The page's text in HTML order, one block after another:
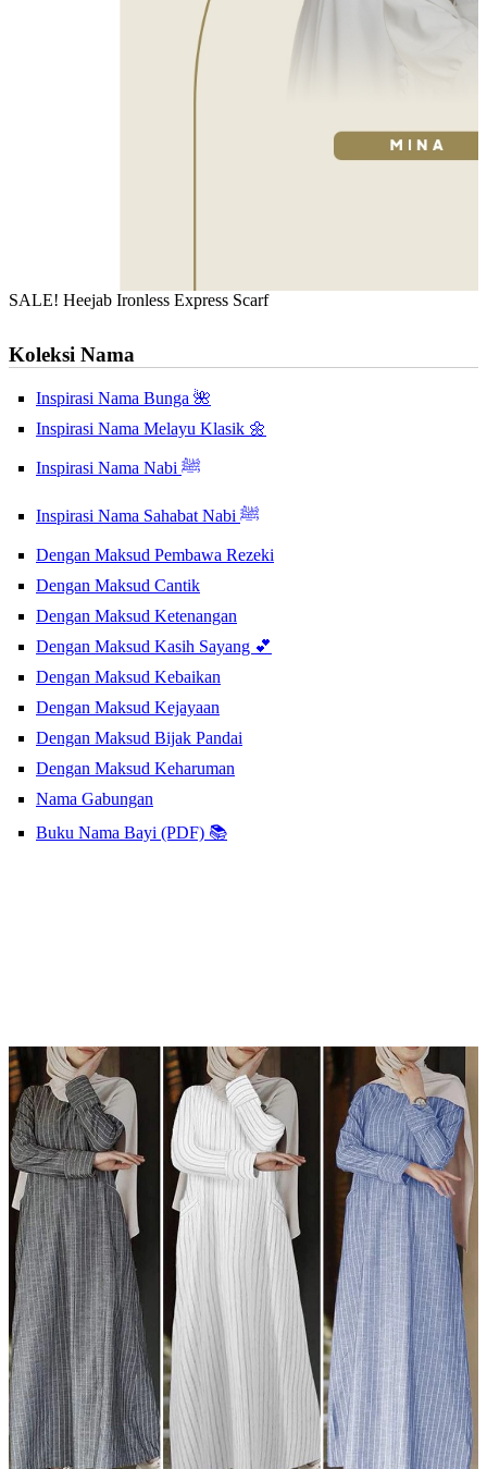
SALE! Heejab Ironless Express Scarf
Koleksi Nama
Inspirasi Nama Bunga 🌺
Inspirasi Nama Melayu Klasik 🌼
Inspirasi Nama Nabi ﷺ
Inspirasi Nama Sahabat Nabi ﷺ
Dengan Maksud Pembawa Rezeki
Dengan Maksud Cantik
Dengan Maksud Ketenangan
Dengan Maksud Kasih Sayang 💕
Dengan Maksud Kebaikan
Dengan Maksud Kejayaan
Dengan Maksud Bijak Pandai
Dengan Maksud Keharuman
Nama Gabungan
Buku Nama Bayi (PDF) 📚